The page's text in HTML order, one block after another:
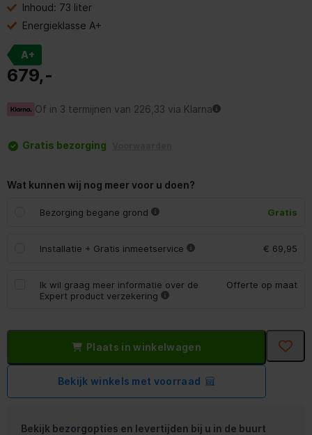
Inhoud: 73 liter
Energieklasse A+
A+
679,-
Of in 3 termijnen van 226,33 via Klarna
Gratis bezorging
Wat kunnen wij nog meer voor u doen?
Bezorging begane grond Gratis
Installatie + Gratis inmeetservice € 69,95
Ik wil graag meer informatie over de
Expert product verzekering
Offerte op maat
Plaats in winkelwagen
Bekijk winkels met voorraad
Bekijk bezorgopties en levertijden bij u in de buurt